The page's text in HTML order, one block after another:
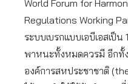
World Forum for
Regulations Working
ระบบเบรกแบบเอบีเอสเป็
พาหนะทั้งหมดควรมี อีกทั้
องค์การสหประชาชาติ